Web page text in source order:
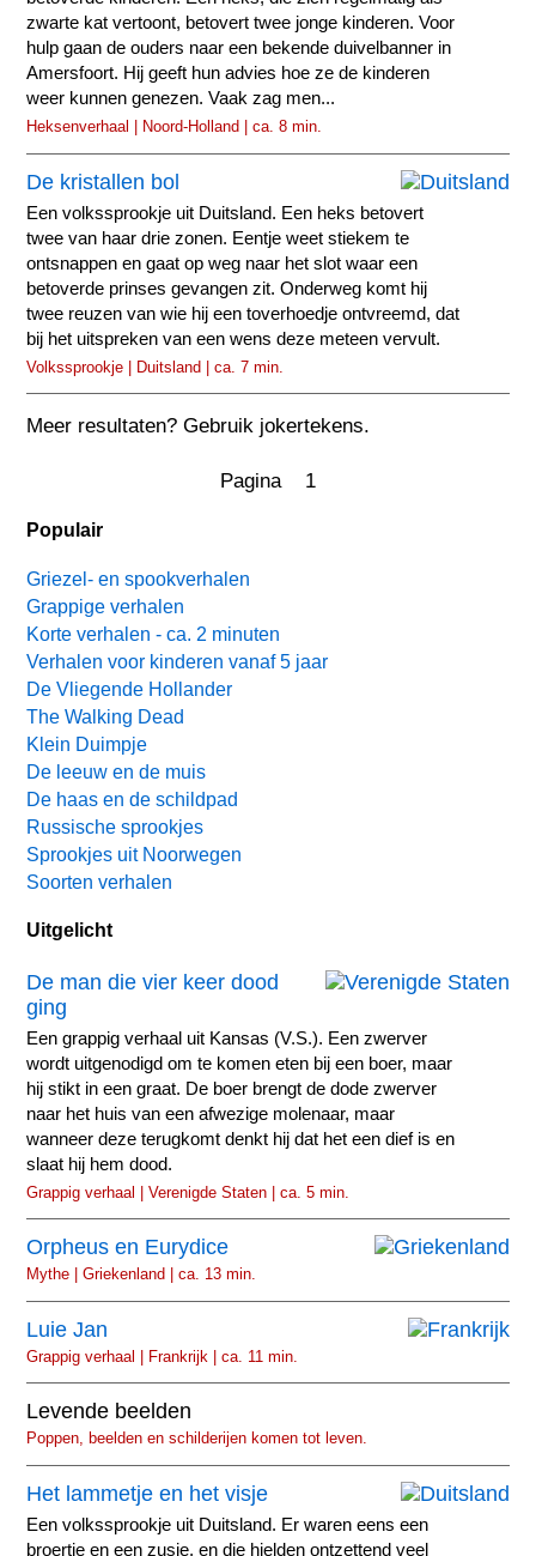
zwarte kat vertoont, betovert twee jonge kinderen. Voor
hulp gaan de ouders naar een bekende duivelbanner in
Amersfoort. Hij geeft hun advies hoe ze de kinderen
weer kunnen genezen. Vaak zag men...
Heksenverhaal | Noord-Holland | ca. 8 min.
De kristallen bol
Een volkssprookje uit Duitsland. Een heks betovert
twee van haar drie zonen. Eentje weet stiekem te
ontsnappen en gaat op weg naar het slot waar een
betoverde prinses gevangen zit. Onderweg komt hij
twee reuzen van wie hij een toverhoedje ontvreemd, dat
bij het uitspreken van een wens deze meteen vervult.
Volkssprookje | Duitsland | ca. 7 min.
Meer resultaten? Gebruik jokertekens.
Pagina 1
Populair
Griezel- en spookverhalen
Grappige verhalen
Korte verhalen - ca. 2 minuten
Verhalen voor kinderen vanaf 5 jaar
De Vliegende Hollander
The Walking Dead
Klein Duimpje
De leeuw en de muis
De haas en de schildpad
Russische sprookjes
Sprookjes uit Noorwegen
Soorten verhalen
Uitgelicht
De man die vier keer dood
ging
Een grappig verhaal uit Kansas (V.S.). Een zwerver
wordt uitgenodigd om te komen eten bij een boer, maar
hij stikt in een graat. De boer brengt de dode zwerver
naar het huis van een afwezige molenaar, maar
wanneer deze terugkomt denkt hij dat het een dief is en
slaat hij hem dood.
Grappig verhaal | Verenigde Staten | ca. 5 min.
Orpheus en Eurydice
Mythe | Griekenland | ca. 13 min.
Luie Jan
Grappig verhaal | Frankrijk | ca. 11 min.
Levende beelden
Poppen, beelden en schilderijen komen tot leven.
Het lammetje en het visje
Een volkssprookje uit Duitsland. Er waren eens een
broertje en een zusje, en die hielden ontzettend veel